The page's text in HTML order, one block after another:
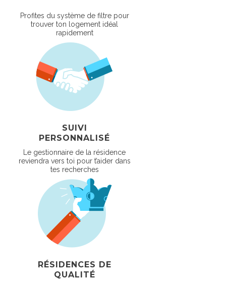
Profites du système de filtre pour
trouver ton logement idéal
rapidement
SUIVI
PERSONNALISÉ
Le gestionnaire de la résidence
reviendra vers toi pour t’aider dans
tes recherches
RÉSIDENCES DE
QUALITÉ